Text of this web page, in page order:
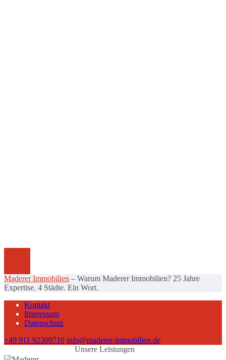
Maderer Immobilien – Warum Maderer Immobilien? 25 Jahre
Expertise. 4 Städte. Ein Wort.
Kontakt
Impressum
Datenschutz
+49 911 92300710 info@maderer-immobilien.de
Unsere Leistungen